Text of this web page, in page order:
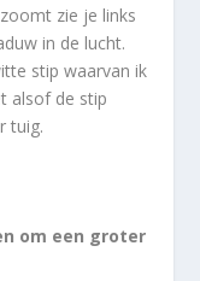
zie je links
in de lucht.
stip waarvan ik
alsof de stip
tuig.
om een groter